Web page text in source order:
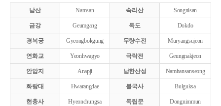
남산 Namsan 속리산 Songnisan
금강 Geumgang 독도 Dokdo
경복궁 Gyeongbokgung 무량수전 Muryangsujeon
연화교 Yeonhwagyo 극락전 Geungnakjeon
안압지 Anapji 남한산성 Namhansanseong
화랑대 Hwarangdae 불국사 Bulguksa
현충사 Hyeonchungsa 독립문 Dongnimmun